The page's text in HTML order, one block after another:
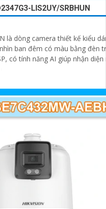
LIS2UY/SRBHUN
là dòng camera thiết kế kiểu
ban đêm có màu bằng đèn
có tính năng AI giúp nhận